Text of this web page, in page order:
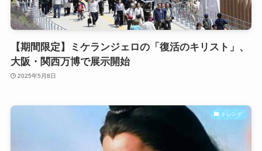
【期間限定】ミケランジェロの「復活のキリスト」、
大阪・関西万博で展示開始
2025年5月8日
トレンド